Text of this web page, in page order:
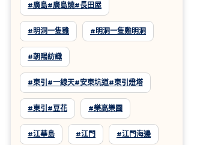
#廣島#廣島燒#長田屋
#明洞一隻雞 #明洞一隻雞明洞
#朝陽紡織
#東引#一線天#安東坑道#東引燈塔
#東引#豆花 #樂高樂園
#江華島 #江門 #江門海邊